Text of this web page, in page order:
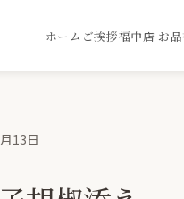
ホーム ご挨拶福中店 お
13日